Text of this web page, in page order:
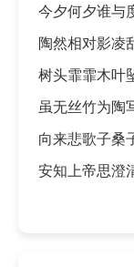
今夕何夕谁与
陶然相对影凌
树头霏霏木叶
虽无丝竹为陶
向来悲歌子桑
安知上帝思澄